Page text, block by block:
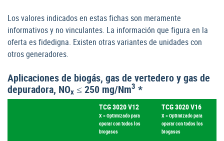
Los valores indicados en estas fichas son meramente
informativos y no vinculantes. La información que figura en la
oferta es fidedigna. Existen otras variantes de unidades con
otros generadores.
Aplicaciones de biogás, gas de vertedero y gas de
depuradora, NOx ≤ 250 mg/Nm3 *
TCG 3020 V12
X = Optimizado para
operar con todos los
biogases
TCG 3020 V16
X = Optimizado para
operar con todos los
biogases